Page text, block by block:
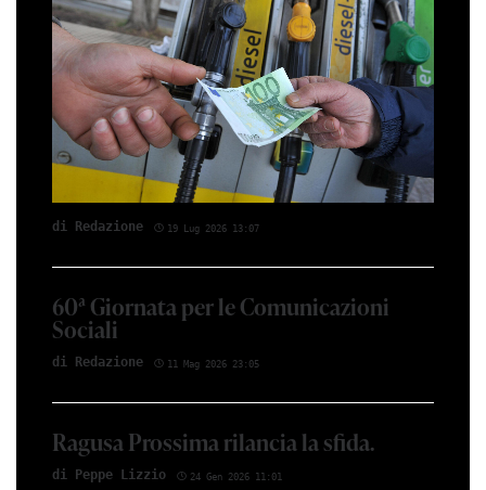
di Redazione 19 Lug 2026 13:07
60ª Giornata per le Comunicazioni
Sociali
di Redazione 11 Mag 2026 23:05
Ragusa Prossima rilancia la sfida.
di Peppe Lizzio 24 Gen 2026 11:01